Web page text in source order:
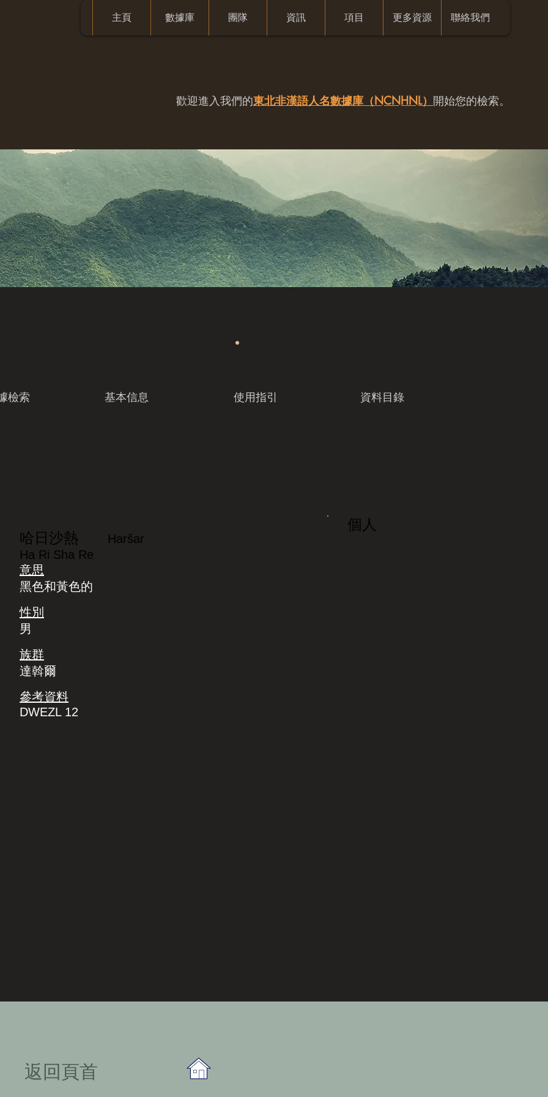
主頁 數據庫 團隊 資訊 項目 更多資源 聯絡我們
歡迎進入我們的東北非漢語人名數據庫（NCNHNL） 開始您的檢索。
檢索 基本信息 使用指引 資料目錄
哈日沙熱
Haršar
Ha Ri Sha Re
意思
黑色和黃色的
性別
男
族群
達斡爾
參考資料
DWEZL 12
個人
​返回頁首